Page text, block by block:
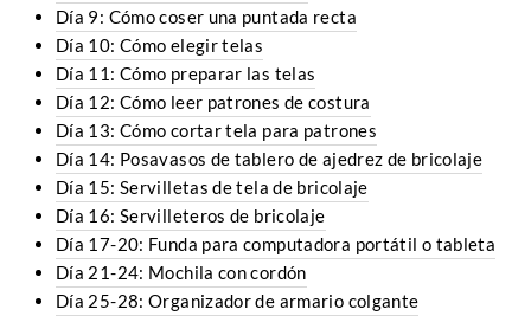
Día 9: Cómo coser una puntada recta
Día 10: Cómo elegir telas
Día 11: Cómo preparar las telas
Día 12: Cómo leer patrones de costura
Día 13: Cómo cortar tela para patrones
Día 14: Posavasos de tablero de ajedrez de bricolaje
Día 15: Servilletas de tela de bricolaje
Día 16: Servilleteros de bricolaje
Día 17-20: Funda para computadora portátil o tableta
Día 21-24: Mochila con cordón
Día 25-28: Organizador de armario colgante